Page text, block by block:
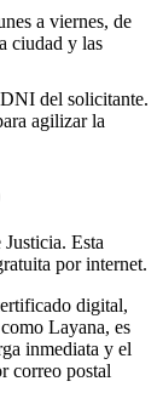
a viernes, de
ciudad y las
del solicitante.
agilizar la
Esta
por internet.
digital,
Layana, es
inmediata y el
correo postal